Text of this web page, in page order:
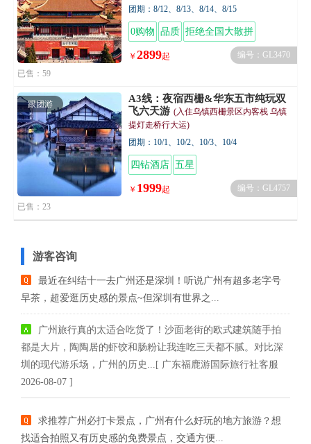
团期：8/12、8/13、8/14、8/15
0购物 品质 拒绝全国大散拼
￥ 2899起
编号：GL3470
已售：59
跟团游
A3线：夜宿西栅&华东五市纯玩双
飞六天游 (入住乌镇西栅景区内客栈 乌镇
提灯走桥行大运)
团期：10/1、10/2、10/3、10/4
四钻酒店 五星
￥ 1999起
编号：GL4757
已售：23
游客咨询
最近在纠结十一去广州还是深圳！听说广州有超多老字号
早茶，超爱逛历史感的景点~但深圳有世界之...
广州旅行真的太适合吃货了！沙面老街的欧式建筑随手拍
都是大片，陶陶居的虾饺和肠粉让我连吃三天都不腻。对比深
圳的现代游乐场，广州的历史...[ 广东福鹿游国际旅行社客服
2026-08-07 ]
求推荐广州必打卡景点，广州有什么好玩的地方旅游？想
找适合拍照又有历史感的免费景点，交通方便...